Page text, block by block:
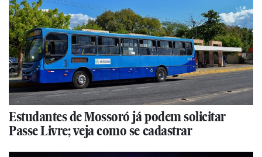
Estudantes de Mossoró já podem solicitar
Passe Livre; veja como se cadastrar